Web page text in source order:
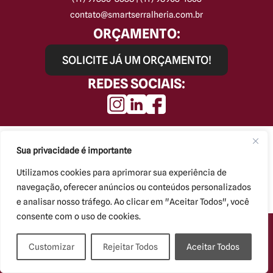
Sua privacidade é importante
Utilizamos cookies para aprimorar sua experiência de
navegação, oferecer anúncios ou conteúdos personalizados
e analisar nosso tráfego. Ao clicar em "Aceitar Todos", você
consente com o uso de cookies.
Customizar Rejeitar Todos Aceitar Todos
contato@smartserralheria.com.br
ORÇAMENTO:
SOLICITE JÁ UM ORÇAMENTO!
REDES SOCIAIS:
Kryzalis - Criação de Sites